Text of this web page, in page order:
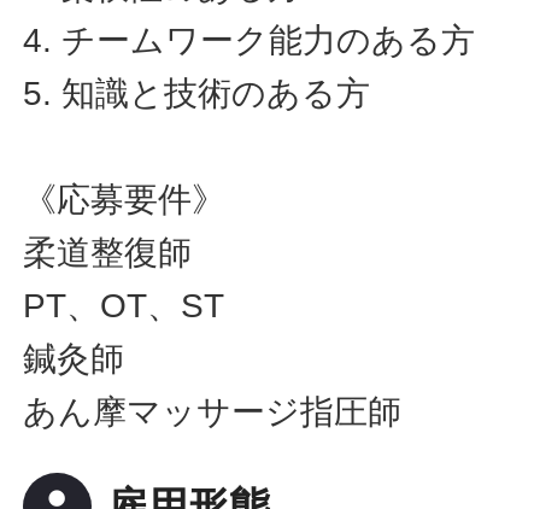
4. チームワーク能力のある方
5. 知識と技術のある方
《応募要件》
柔道整復師
PT、OT、ST
鍼灸師
あん摩マッサージ指圧師